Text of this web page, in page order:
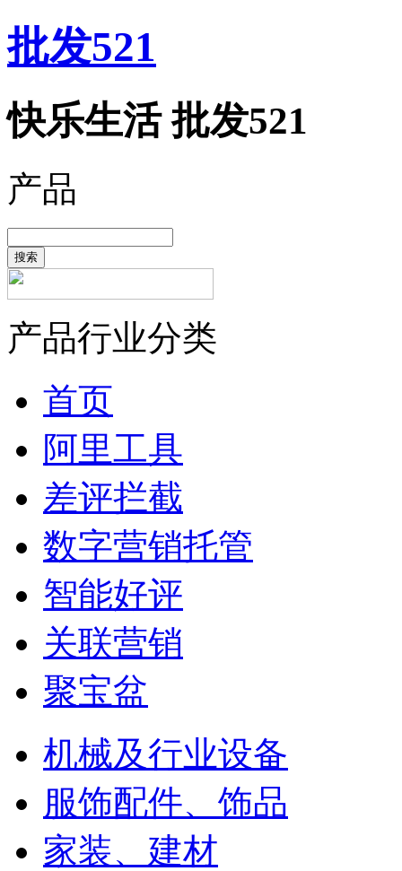
批发521
快乐生活 批发521
产品
搜索
产品行业分类
首页
阿里工具
差评拦截
数字营销托管
智能好评
关联营销
聚宝盆
机械及行业设备
服饰配件、饰品
家装、建材